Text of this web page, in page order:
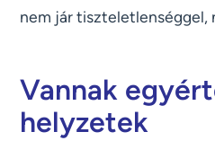
nem jár tiszteletlenséggel,
Vannak
helyzetek